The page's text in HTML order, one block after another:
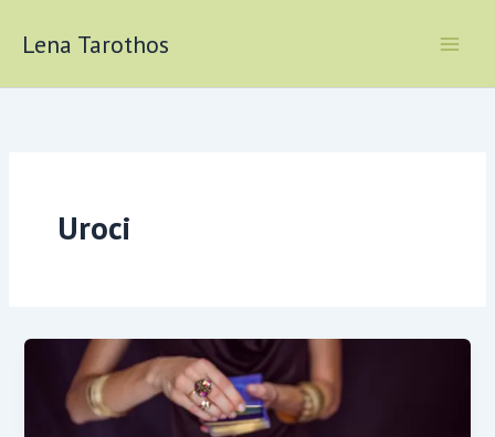
Lena Tarothos
Uroci